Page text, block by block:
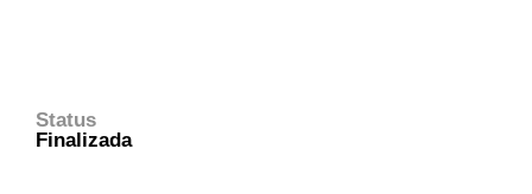
Status
Finalizada